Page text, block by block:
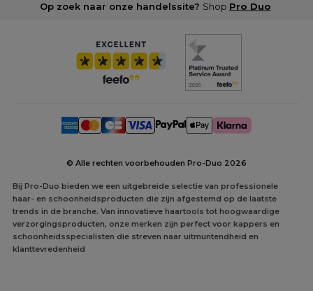
Op zoek naar onze handelssite? Shop Pro Duo
© Alle rechten voorbehouden Pro-Duo 2026
Bij Pro-Duo bieden we een uitgebreide selectie van professionele
haar- en schoonheidsproducten die zijn afgestemd op de laatste
trends in de branche. Van innovatieve haartools tot hoogwaardige
verzorgingsproducten, onze merken zijn perfect voor kappers en
schoonheidsspecialisten die streven naar uitmuntendheid en
klanttevredenheid